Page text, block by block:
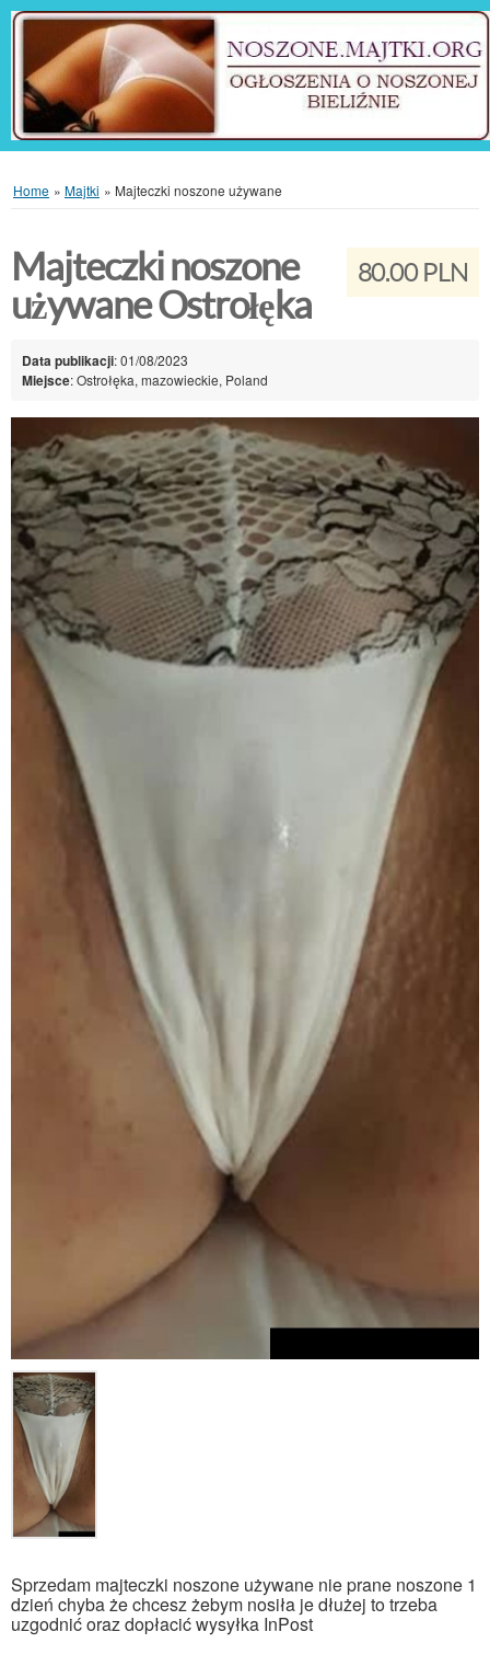
Home » Majtki » Majteczki noszone używane
80.00 PLN
Majteczki noszone
używane Ostrołęka
Data publikacji: 01/08/2023
Miejsce: Ostrołęka, mazowieckie, Poland
Sprzedam majteczki noszone używane nie prane noszone 1
dzień chyba że chcesz żebym nosiła je dłużej to trzeba
uzgodnić oraz dopłacić wysyłka InPost